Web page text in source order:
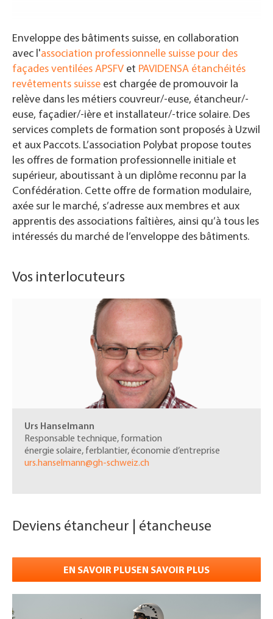
Enveloppe des bâtiments suisse, en collaboration
avec l'association professionnelle suisse pour des
façades ventilées APSFV et PAVIDENSA étanchéités
revêtements suisse est chargée de promouvoir la
relève dans les métiers couvreur/-euse, étancheur/-
euse, façadier/-ière et installateur/-trice solaire. Des
services complets de formation sont proposés à Uzwil
et aux Paccots. L’association Polybat propose toutes
les offres de formation professionnelle initiale et
supérieur, aboutissant à un diplôme reconnu par la
Confédération. Cette offre de formation modulaire,
axée sur le marché, s’adresse aux membres et aux
apprentis des associations faîtières, ainsi qu’à tous les
intéressés du marché de l’enveloppe des bâtiments.
Vos interlocuteurs
Urs Hanselmann
Responsable technique, formation
énergie solaire, ferblantier, économie d’entreprise
urs.hanselmann@gh-schweiz.ch
Deviens étancheur | étancheuse
EN SAVOIR PLUSEN SAVOIR PLUS